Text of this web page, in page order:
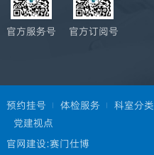
官方服务号 官方订阅号
预约挂号 体检服务 科室分类
党建视点
官网建设:赛门仕博